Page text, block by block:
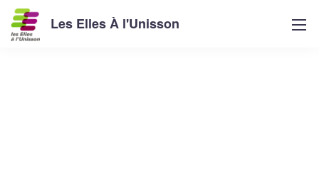
Les Elles À l'Unisson